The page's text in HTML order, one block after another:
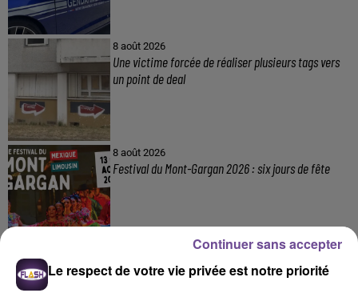
8 août 2026
Une victime forcée de réaliser plusieurs tags vers
un point de deal
8 août 2026
Festival du Mont-Gargan 2026 : six jours de fête
Le respect de votre vie privée est notre priorité
Continuer sans accepter